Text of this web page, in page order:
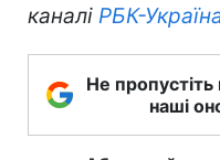
каналі РБК-
Не пропустіть
наші